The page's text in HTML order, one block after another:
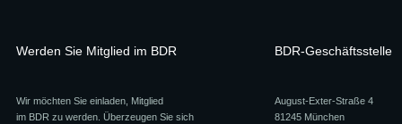
Werden Sie Mitglied im BDR
Wir möchten Sie einladen, Mitglied
im BDR zu werden. Überzeugen Sie sich
BDR-Geschäftsstelle
August-Exter-Straße 4
81245 München